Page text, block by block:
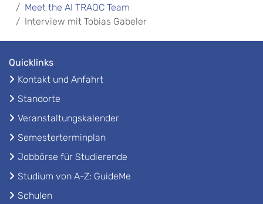
Meet the AI TRAQC Team
Interview mit Tobias Gabeler
Quicklinks
Kontakt und Anfahrt
Standorte
Veranstaltungskalender
Semesterterminplan
Jobbörse für Studierende
Studium von A-Z: GuideMe
Schulen